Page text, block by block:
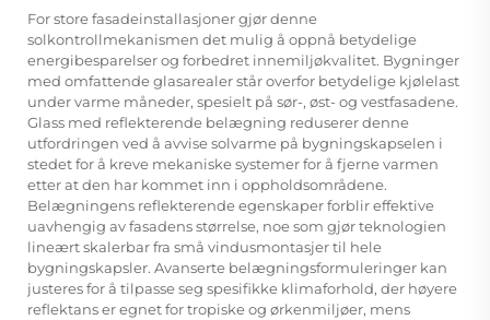
For store fasadeinstallasjoner gjør denne
solkontrollmekanismen det mulig å oppnå betydelige
energibesparelser og forbedret innemiljøkvalitet. Bygninger
med omfattende glasarealer står overfor betydelige kjølelast
under varme måneder, spesielt på sør-, øst- og vestfasadene.
Glass med reflekterende belægning reduserer denne
utfordringen ved å avvise solvarme på bygningskapselen i
stedet for å kreve mekaniske systemer for å fjerne varmen
etter at den har kommet inn i oppholdsområdene.
Belægningens reflekterende egenskaper forblir effektive
uavhengig av fasadens størrelse, noe som gjør teknologien
lineært skalerbar fra små vindusmontasjer til hele
bygningskapsler. Avanserte belægningsformuleringer kan
justeres for å tilpasse seg spesifikke klimaforhold, der høyere
reflektans er egnet for tropiske og ørkenmiljøer, mens